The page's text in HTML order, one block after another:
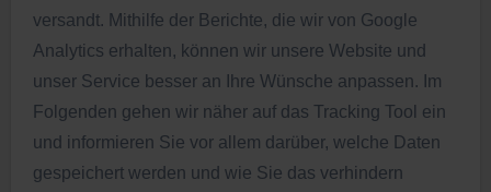
versandt. Mithilfe der Berichte, die wir von Google
Analytics erhalten, können wir unsere Website und
unser Service besser an Ihre Wünsche anpassen. Im
Folgenden gehen wir näher auf das Tracking Tool ein
und informieren Sie vor allem darüber, welche Daten
gespeichert werden und wie Sie das verhindern